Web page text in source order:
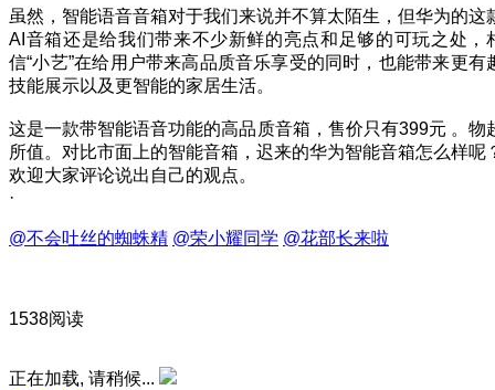
虽然，智能语音音箱对于我们来说并不算太陌生，但华为的这
AI音箱还是给我们带来不少新鲜的亮点和足够的可玩之处，
信“小艺”在给用户带来高品质音乐享受的同时，也能带来更有
技能展示以及更智能的家居生活。
这是一款带智能语音功能的高品质音箱，售价只有399元 。物
所值。对比市面上的智能音箱，迟来的华为智能音箱怎么样呢
欢迎大家评论说出自己的观点。
·
@不会吐丝的蜘蛛精 @荣小耀同学 @花部长来啦
1538阅读
正在加载, 请稍候...